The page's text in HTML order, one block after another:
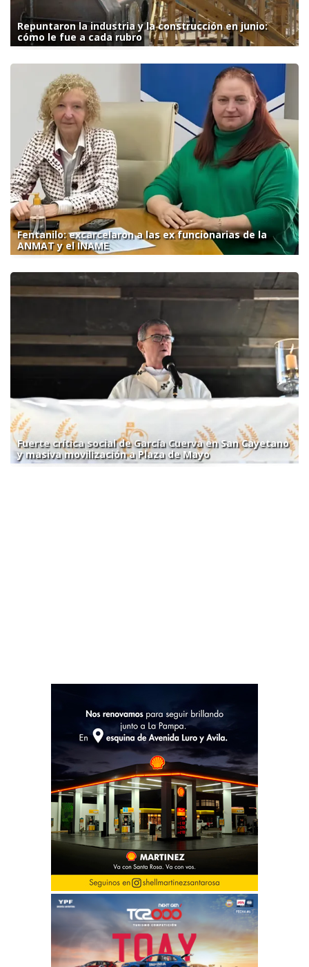
Repuntaron la industria y la construcción en junio:
cómo le fue a cada rubro
Fentanilo: excarcelaron a las ex funcionarias de la
ANMAT y el INAME
Fuerte crítica social de García Cuerva en San Cayetano
y masiva movilización a Plaza de Mayo